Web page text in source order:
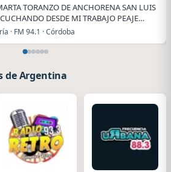
TORANZO DE ANCHORENA SAN LUIS
DESDE MI TRABAJO PEAJE
· FM 94.1 · Córdoba
de Argentina